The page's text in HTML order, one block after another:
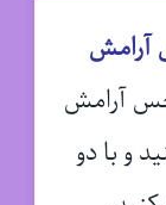
آرامش
حس آرامش
و با دو